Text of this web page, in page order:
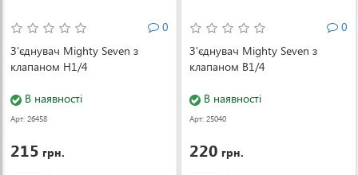
0
З'єднувач Mighty Seven з
клапаном Н1/4
В наявності
Арт: 26458
215 грн.
0
З'єднувач Mighty Seven з
клапаном B1/4
В наявності
Арт: 25040
220 грн.